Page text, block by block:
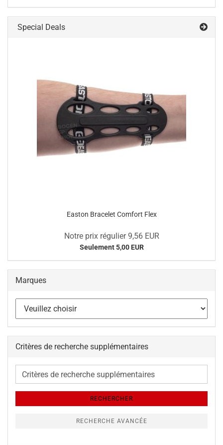
Special Deals
Easton Bracelet Comfort Flex
Notre prix régulier 9,56 EUR
Seulement 5,00 EUR
Marques
Critères de recherche supplémentaires
Critères
recherche
RECHERCHER
RECHERCHE AVANCÉE